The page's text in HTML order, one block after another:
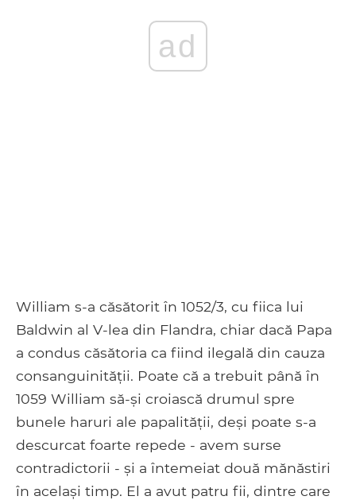
ad
William s-a căsătorit în 1052/3, cu fiica lui
Baldwin al V-lea din Flandra, chiar dacă Papa
a condus căsătoria ca fiind ilegală din cauza
consanguinității. Poate că a trebuit până în
1059 William să-și croiască drumul spre
bunele haruri ale papalității, deși poate s-a
descurcat foarte repede - avem surse
contradictorii - și a întemeiat două mănăstiri
în același timp. El a avut patru fii, dintre care